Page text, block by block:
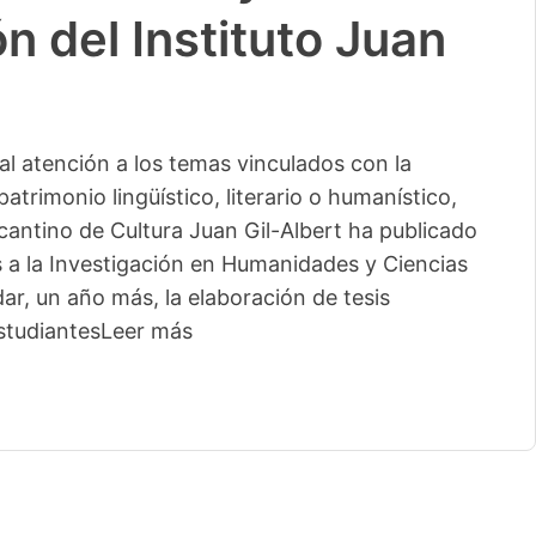
del Instituto Juan
atención a los temas vinculados con la
lingüístico, literario o humanístico,
de Cultura Juan Gil-Albert ha publicado
la Investigación en Humanidades y Ciencias
un año más, la elaboración de tesis
Leer más